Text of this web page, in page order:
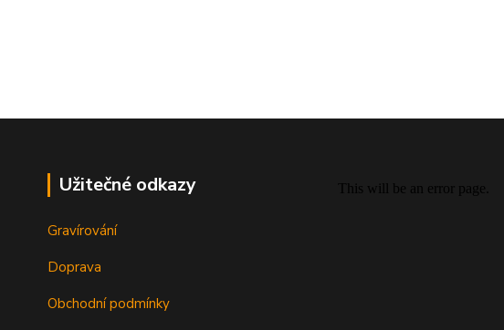
Užitečné odkazy
Gravírování
Doprava
Obchodní podmínky